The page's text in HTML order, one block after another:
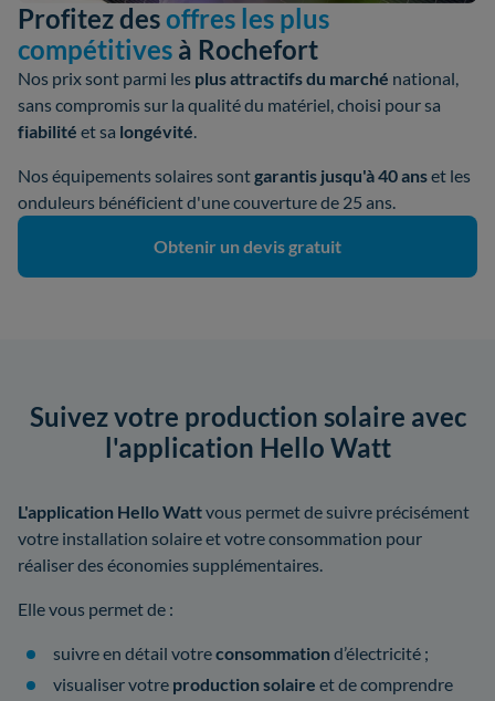
Profitez desoffres les plus
compétitives à Rochefort
Nos prix sont parmi les plus attractifs du marché national,
sans compromis sur la qualité du matériel, choisi pour sa
fiabilité et sa longévité.
Nos équipements solaires sontgarantis jusqu'à 40 anset les
onduleurs bénéficient d'une couverture de 25 ans.
Obtenir un devis gratuit
Suivez votre production solaire avec
l'application Hello Watt
L'application Hello Wattvous permet de suivre précisément
votre installation solaire et votre consommation pour
réaliser des économies supplémentaires.
Elle vous permet de :
suivre en détail votreconsommation d’électricité ;
visualiser votre production solaire et de comprendre